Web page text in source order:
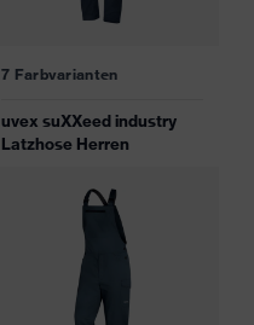
7 Farbvarianten
uvex suXXeed industry
Latzhose Herren